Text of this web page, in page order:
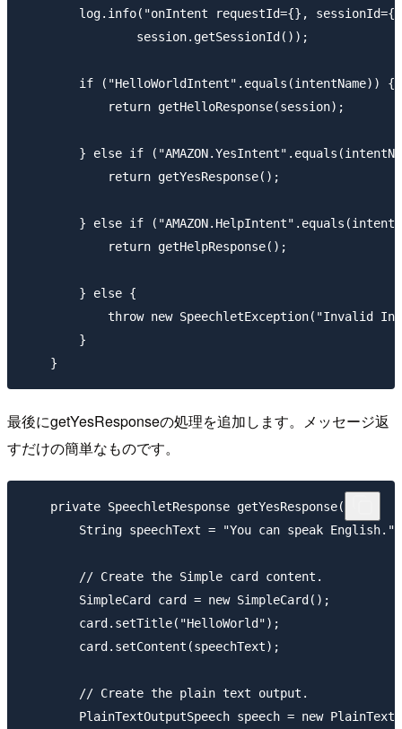
log.info("onIntent requestId={},
                session.getSessionId());
        if ("HelloWorldIntent".equals(intentName)) {
            return getHelloResponse(session);
} else if
            return getYesResponse();
} else if
            return getHelpResponse();
        } else {
throw new SpeechletException("Invalid
        }
最後にgetYesResponseの処理を追加します。メッセージ返
すだけの簡単なものです。
    private SpeechletResponse getYesResponse() {
        String speechText = "You can speak English.";
        // Create the Simple card content.
        SimpleCard card = new SimpleCard();
        card.setTitle("HelloWorld");
        card.setContent(speechText);
        // Create the plain text output.
PlainTextOutputSpeech speech = new